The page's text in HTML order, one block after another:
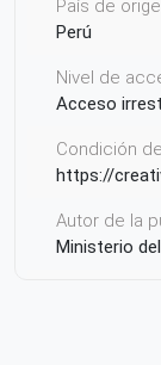
País de
Perú
Nivel de
Acceso
Condición
https://
Autor de la
Ministerio